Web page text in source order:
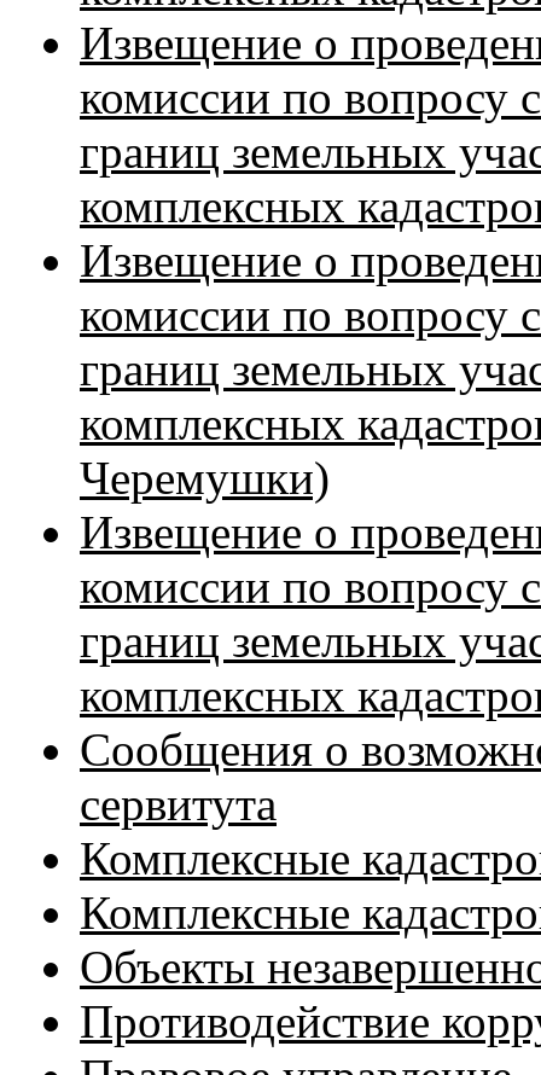
Извещение о
комиссии по вопросу
границ земельных
комплексных
Извещение о
комиссии по вопросу
границ земельных
комплексных
Черемушки)
Извещение о
комиссии по вопросу
границ земельных
комплексных
Сообщения о
сервитута
Комплексные
Комплексные
Объекты
Противодействие